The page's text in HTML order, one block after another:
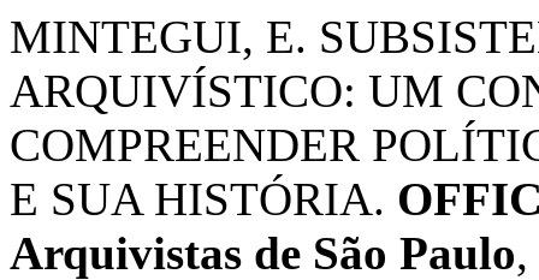
MINTEGUI, E.
ARQUIVÍSTICO: UM
COMPREENDER
E SUA HISTÓRIA.
Arquivistas de São Paulo,